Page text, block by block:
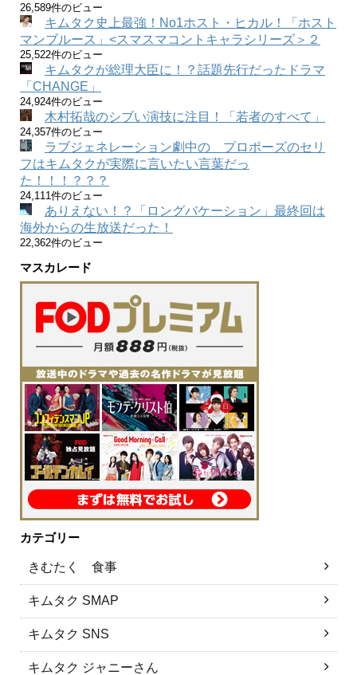
26,589件のビュー
キムタク史上最強！No1ホスト・ヒカル！「ホスト
マンブルース」<スマスマコントキャラシリーズ＞２
25,522件のビュー
キムタクが総理大臣に！？話題先行だったドラマ
「CHANGE」
24,924件のビュー
木村拓哉のシブい演技に注目！「若者のすべて」
24,357件のビュー
ラブジェネレーション劇中の プロポーズのセリ
フはキムタクが実際に言いたい言葉だっ
た！！！？？？
24,111件のビュー
ありえない！？「ロングバケーション」最終回は
海外からの生放送だった！
22,362件のビュー
マスカレード
カテゴリー
きむたく 食事
キムタク SMAP
キムタク SNS
キムタク ジャニーさん